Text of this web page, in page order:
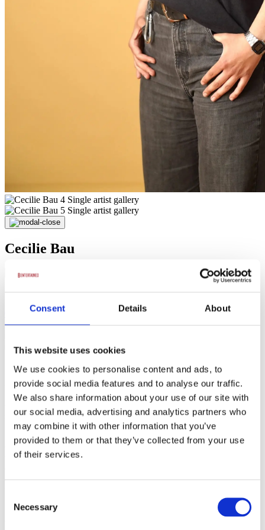
Consent Details About
This website uses cookies
We use cookies to personalise content and ads, to
provide social media features and to analyse our traffic.
We also share information about your use of our site with
our social media, advertising and analytics partners who
may combine it with other information that you’ve
provided to them or that they’ve collected from your use
of their services.
Selection
Necessary
Cecilie Bau
0 anmeldelser
martin@bentertained.dk
Aktuelle shows
Cecilie Bau – Satirisk talent med kant og et inkluderende grin
Cecilie Bau er en af de nye mærkbare stemmer i dansk comedy –
skarp, samfundsbevidst og med noget vigtigt på hjertet.
Som åbenlyst biseksuel med et tydeligt queer perspektiv insisterer
Cecilie på, at comedy både kan være inkluderende og sjov – og hun
viser, at de to ting sagtens kan eksistere samtidig. Hun adresserer
Hun er populær blandt sine kolleger og anerkendt for sin autenticitet